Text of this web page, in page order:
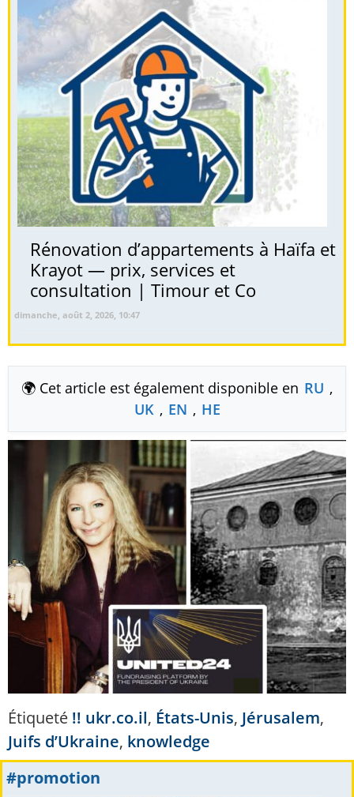
Rénovation d’appartements à Haïfa et
Krayot — prix, services et
consultation | Timour et Co
dimanche, août 2, 2026, 10:47
🌍 Cet article est également disponible en RU ,
UK , EN , HE
Étiqueté !! ukr.co.il, États-Unis, Jérusalem,
Juifs d’Ukraine, knowledge
#promotion